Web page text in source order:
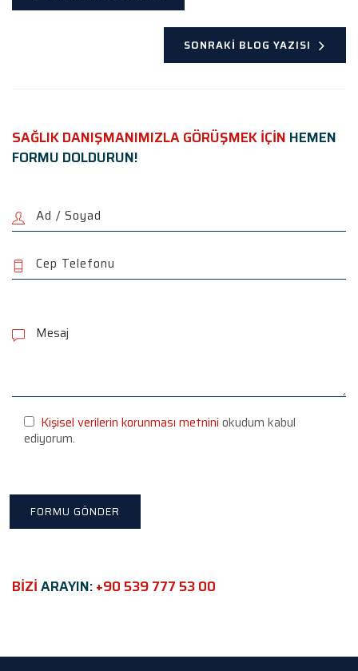
SONRAKI BLOG YAZISI
SAĞLIK DANIŞMANIMIZLA GÖRÜŞMEK İÇİN HEMEN
FORMU DOLDURUN!
l
e
h
s
e
l
p
Kişisel verilerin korunması metnini okudum kabul
ediyorum.
BİZİARAYIN:+90 539 777 53 00